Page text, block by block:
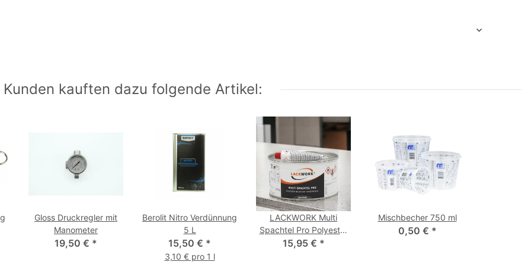
Kunden kauften dazu folgende Artikel:
Gloss Druckregler mit
Manometer
19,50 € *
Berolit Nitro Verdünnung
5 L
15,50 € *
3,10 € pro 1 l
LACKWORK Multi
Spachtel Pro Polyester
Multifunktionsspachtel
15,95 € *
Mischbecher 750 ml
0,50 € *